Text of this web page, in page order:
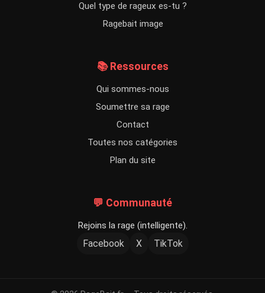
Quel type de rageux es-tu ?
Ragebait image
📚 Ressources
Qui sommes-nous
Soumettre sa rage
Contact
Toutes nos catégories
Plan du site
💬 Communauté
Rejoins la rage (intelligente).
Facebook X TikTok